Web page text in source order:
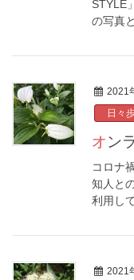
STYLE
の写真
2021
日々
オ
コロナ
知人と
利用し
2021